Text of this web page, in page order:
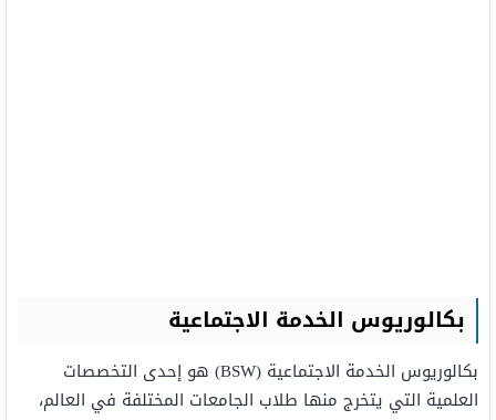
بكالوريوس الخدمة الاجتماعية
بكالوريوس الخدمة الاجتماعية (BSW) هو إحدى التخصصات
العلمية التي يتخرج منها طلاب الجامعات المختلفة في العالم،